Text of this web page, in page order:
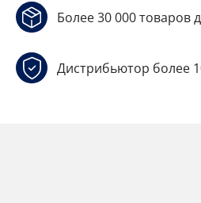
Более 30 000 товаров
Дистрибьютор более